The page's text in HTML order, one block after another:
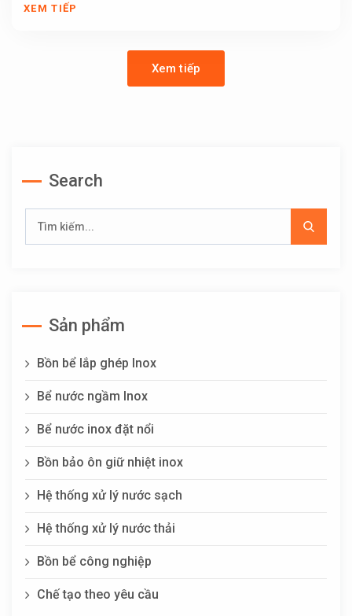
XEM TIẾP
Xem tiếp
Search
Sản phẩm
Bồn bể lắp ghép Inox
Bể nước ngầm Inox
Bể nước inox đặt nổi
Bồn bảo ôn giữ nhiệt inox
Hệ thống xử lý nước sạch
Hệ thống xử lý nước thải
Bồn bể công nghiệp
Chế tạo theo yêu cầu